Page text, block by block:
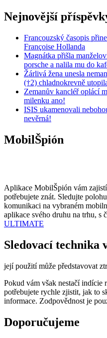
Nejnovější
Francouzský časopis
Françoise Hollanda
Magnátka přišla
porsche a nalila mu do
Žárlivá žena unesla
(†2) chladnokrevně
Zemanův kancléř oplácí
milenku ano!
ISIS ukamenovali
nevěrná!
MobilŠpión
Aplikace MobilŠpión vám
potřebujete znát. Sledujte
komunikaci na vybraném
aplikace svého druhu na trhu, s
ULTIMATE
Sledovací
její použití může představovat
Pokud vám však nestačí indície
potřebujete rychle zjistit, jak to
informace. Zodpovědnost je
Doporučujeme